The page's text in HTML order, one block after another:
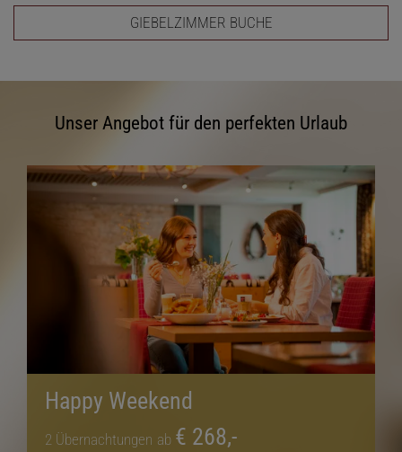
GIEBELZIMMER BUCHE
Unser Angebot für den perfekten Urlaub
Happy Weekend
2 Übernachtungen ab € 268,-